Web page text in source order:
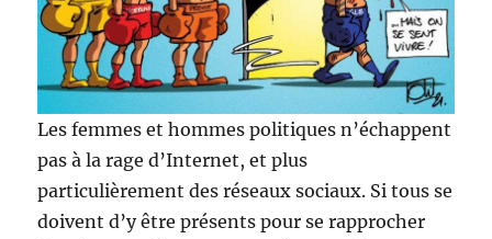
Les femmes et hommes politiques n’échappent
pas à la rage d’Internet, et plus
particulièrement des réseaux sociaux. Si tous se
doivent d’y être présents pour se rapprocher